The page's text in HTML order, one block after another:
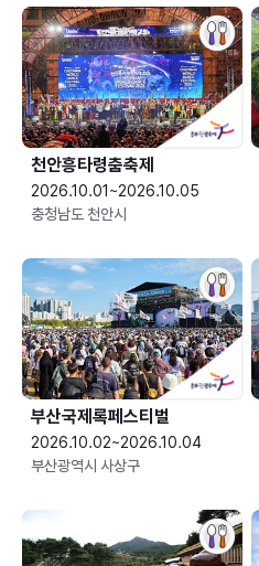
천안흥타령춤축제
2026.10.01~2026.10.05
충청남도 천안시
부산국제록페스티벌
2026.10.02~2026.10.04
부산광역시 사상구